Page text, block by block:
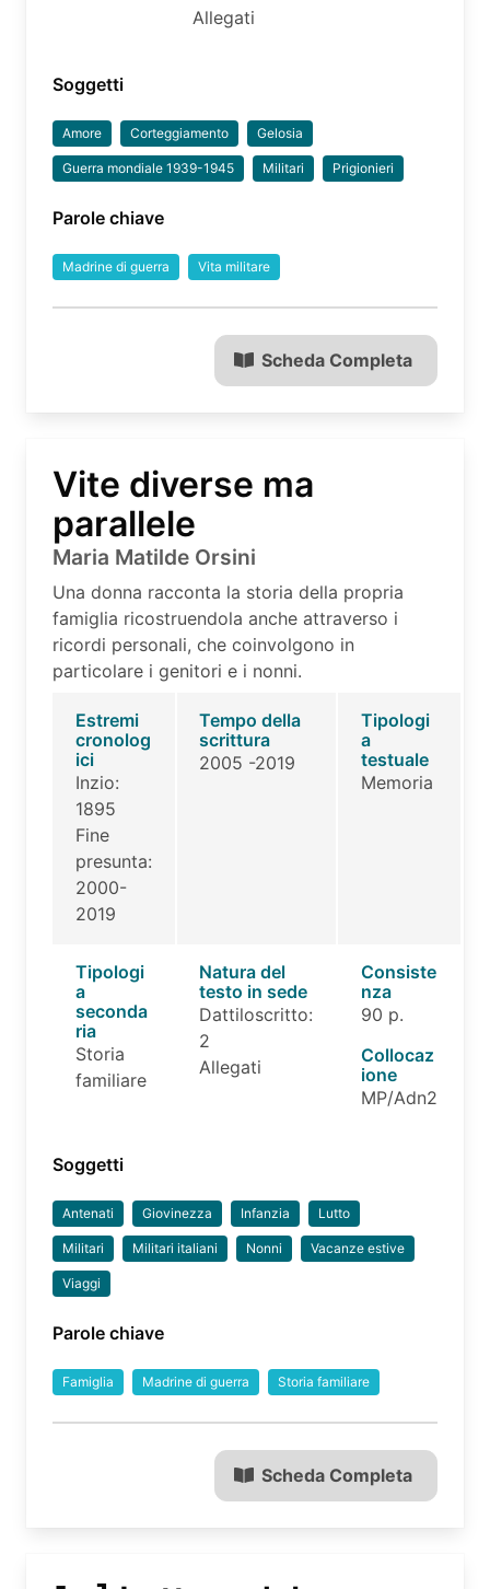
Allegati
Soggetti
Amore Corteggiamento Gelosia
Guerra mondiale 1939-1945 Militari Prigionieri
Parole chiave
Madrine di guerra Vita militare
Scheda Completa
Vite diverse ma
parallele
Maria Matilde Orsini
Una donna racconta la storia della propria
famiglia ricostruendola anche attraverso i
ricordi personali, che coinvolgono in
particolare i genitori e i nonni.
Estremi
cronolog
ici
Inzio:
1895
Fine
presunta:
2000-
2019
Tempo della
scrittura
2005 -2019
Tipologi
a
testuale
Memoria
Tipologi
a
seconda
ria
Storia
familiare
Natura del
testo in sede
Dattiloscritto:
2
Allegati
Consiste
nza
90 p.
Collocaz
ione
MP/Adn2
Soggetti
Antenati Giovinezza Infanzia Lutto
Militari Militari italiani Nonni Vacanze estive
Viaggi
Parole chiave
Famiglia Madrine di guerra Storia familiare
Scheda Completa